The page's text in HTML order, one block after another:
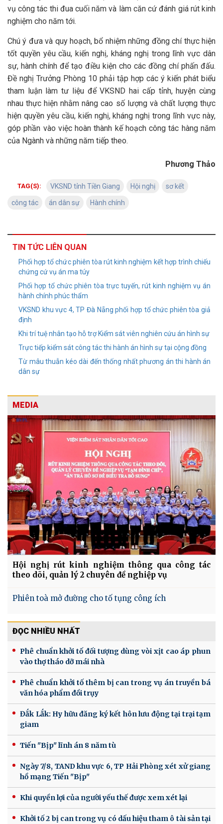
vụ công tác thi đua cuối năm và làm căn cứ đánh giá rút kinh
nghiệm cho năm tới.
Chú ý đưa và quy hoạch, bổ nhiệm những đồng chí thực hiện
tốt quyền yêu cầu, kiến nghị, kháng nghị trong lĩnh vực dân
sự, hành chính để tạo điều kiện cho các đồng chí phấn đấu.
Đề nghị Trưởng Phòng 10 phải tập hợp các ý kiến phát biểu
tham luận làm tư liệu để VKSND hai cấp tỉnh, huyện cùng
nhau thực hiện nhằm nâng cao số lượng và chất lượng thực
hiện quyền yêu cầu, kiến nghị, kháng nghị trong lĩnh vực này,
góp phần vào việc hoàn thành kế hoạch công tác hàng năm
của Ngành và những năm tiếp theo.
Phương Thảo
TAG(S): VKSND tỉnh Tiền Giang Hội nghị sơ kết
công tác án dân sự Hành chính
TIN TỨC LIÊN QUAN
Phối hợp tổ chức phiên tòa rút kinh nghiệm kết hợp trình chiếu
chứng cứ vụ án ma túy
Phối hợp tổ chức phiên tòa trực tuyến, rút kinh nghiệm vụ án
hành chính phúc thẩm
VKSND khu vực 4, TP Đà Nẵng phối hợp tổ chức phiên tòa giả
định
Khi trí tuệ nhân tạo hỗ trợ Kiểm sát viên nghiên cứu án hình sự
Trực tiếp kiểm sát công tác thi hành án hình sự tại cộng đồng
Từ mâu thuẫn kéo dài đến thống nhất phương án thi hành án
dân sự
MEDIA
Hội nghị rút kinh nghiệm thông qua công tác
theo dõi, quản lý 2 chuyên đề nghiệp vụ
Phiên toà mở đường cho tố tụng công ích
ĐỌC NHIỀU NHẤT
Phê chuẩn khởi tố đối tượng dùng vòi xịt cao áp phun
vào thợ tháo dỡ mái nhà
Phê chuẩn khởi tố thêm bị can trong vụ án truyền bá
văn hóa phẩm đồi trụy
Đắk Lắk: Hy hữu đăng ký kết hôn lưu động tại trại tạm
giam
Tiến "Bịp" lĩnh án 8 năm tù
Ngày 7/8, TAND khu vực 6, TP Hải Phòng xét xử giang
hồ mạng Tiến "Bịp"
Khi quyền lợi của người yếu thế được xem xét lại
Khởi tố 2 bị can trong vụ có dấu hiệu tham ô tài sản tại